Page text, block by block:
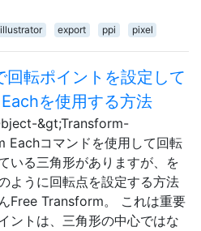
export ppi pixel
転ポイントを設定して
を使用する方法
&gt;Transform-
Eachコマンドを使用して回転
いる三角形がありますが、を
ように回転点を設定する方法
Free Transform。 これは重要
ントは、三角形の中心ではな